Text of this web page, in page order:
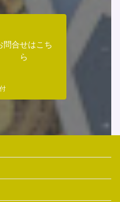
問合せはこち
ら